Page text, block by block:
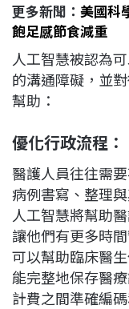
更多新聞： 美國科
飽足感節食減重
人工智慧被認為
的溝通障礙，並
幫助：
優化行政流程：
醫護人員往往需
病例書寫、整理
人工智慧將幫助
讓他們有更多時
可以幫助臨床醫
能完整地保存醫
計費之間準確編